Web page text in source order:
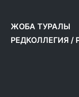
ЖОБА ТУРАЛЫ
РЕДКОЛЛЕГИЯ /